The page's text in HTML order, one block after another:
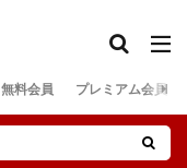
無料会員 プレミアム会員